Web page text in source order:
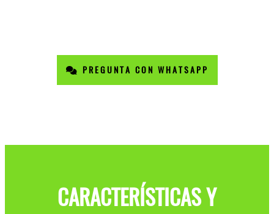
PREGUNTA CON WHATSAPP
CARACTERÍSTICAS Y